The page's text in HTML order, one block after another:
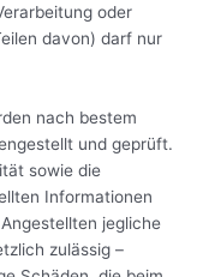
oder
davon) darf nur
nach bestem
und geprüft.
sowie die
Informationen
jegliche
zulässig –